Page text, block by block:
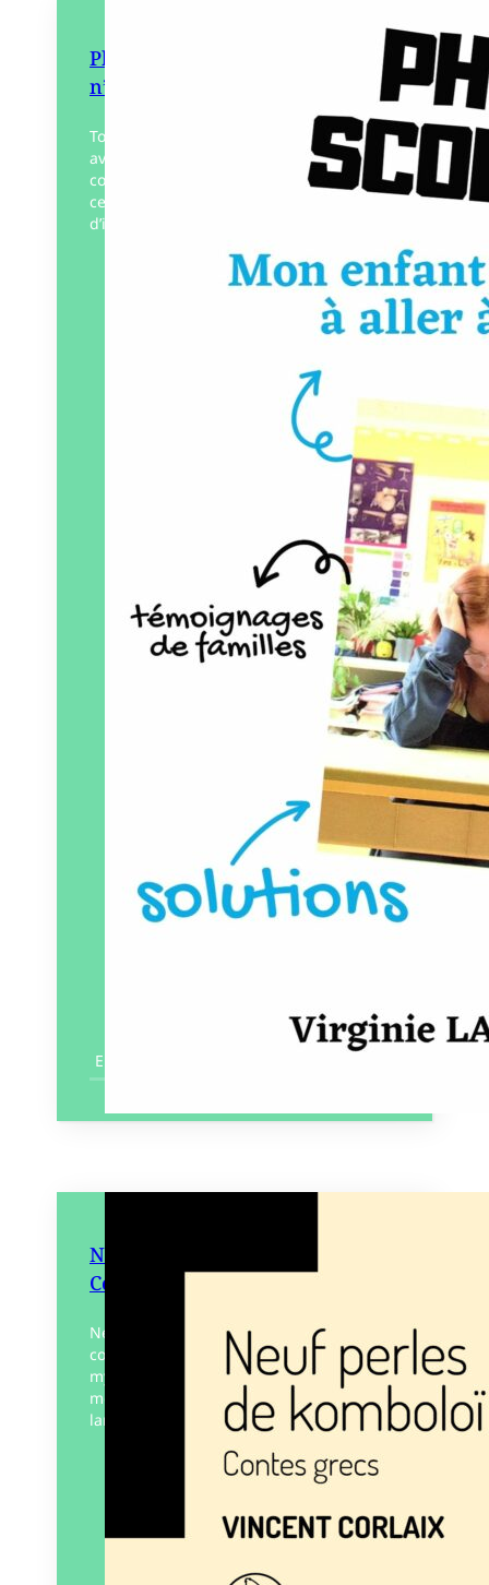
Phobie scolaire : Mon enfant
n’arrive plus à aller à l’école
Tout a commencé par des maux de tête
avant la première journée d’absence au
collège puis une deuxième et toutes
celles qui ont suivi. Un mélange
d’inquiétude, d’interrogations…
Bateau vert et blanc
En savoir plus
Neuf perles de Komboloï –
Contes Grecs
Neuf nouvelles dans la Grèce
contemporaine : sur une plage au rocher
mystérieux, dans le secret d’un
monastère décrypté par un chat, sous les
lampions d’une fête de…
01/10/2024